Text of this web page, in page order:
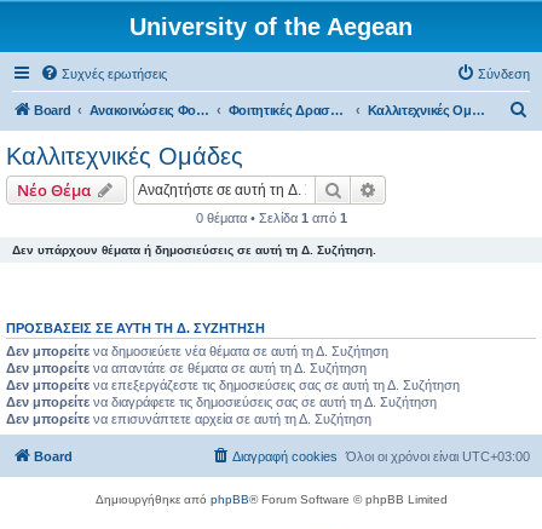
University of the Aegean
Συχνές ερωτήσεις Σύνδεση
Board Ανακοινώσεις Φοιτητικών Δραστηριοτήτων Φοιτητικές Δραστηριότητες - Ρόδος Καλλιτεχνικές Ομάδες
η
Καλλιτεχνικές Ομάδες
Νέο Θέμα Αναζήτηση
0 θέματα • Σελίδα 1 από 1
Δεν υπάρχουν θέματα ή δημοσιεύσεις σε αυτή τη Δ. Συζήτηση.
ΠΡΟΣΒΆΣΕΙΣ ΣΕ ΑΥΤΉ ΤΗ Δ. ΣΥΖΉΤΗΣΗ
Δεν μπορείτε να δημοσιεύετε νέα θέματα σε αυτή τη Δ. Συζήτηση
Δεν μπορείτε να απαντάτε σε θέματα σε αυτή τη Δ. Συζήτηση
Δεν μπορείτε να επεξεργάζεστε τις δημοσιεύσεις σας σε αυτή τη Δ. Συζήτηση
Δεν μπορείτε να διαγράφετε τις δημοσιεύσεις σας σε αυτή τη Δ. Συζήτηση
Δεν μπορείτε να επισυνάπτετε αρχεία σε αυτή τη Δ. Συζήτηση
Board Όλοι οι χρόνοι είναι UTC+03:00
Διαγραφή cookies
Δημιουργήθηκε από phpBB® Forum Software © phpBB Limited